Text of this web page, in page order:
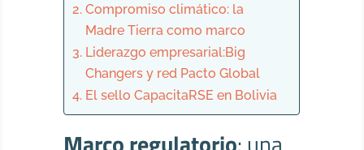
Compromiso climático: la
Madre Tierra como marco
Liderazgo empresarial:Big
Changers y red Pacto Global
El sello CapacitaRSE en Bolivia